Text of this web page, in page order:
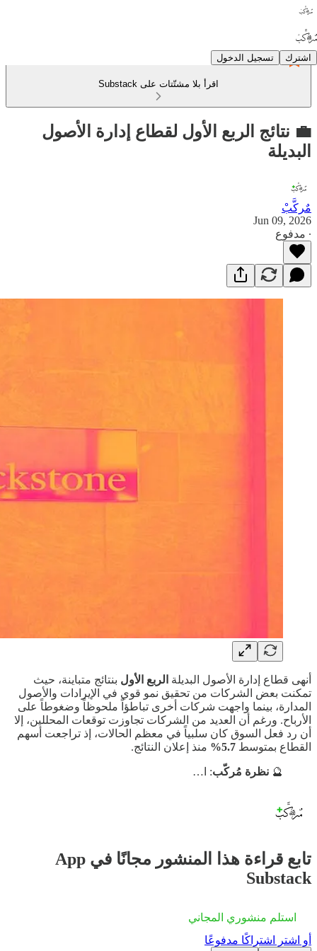
اشترك تسجيل الدخول
اقرأ بلا مشتّتات على Substack
💼 نتائج الربع الأول لقطاع إدارة الأصول
البديلة
مٌركَّبْ
Jun 09, 2026
∙ مدفوع
أنهى قطاع إدارة الأصول البديلة الربع الأول بنتائج متباينة، حيث
تمكنت بعض الشركات من تحقيق نمو قوي في الإيرادات والأصول
المدارة، بينما واجهت شركات أخرى تباطؤاً ملحوظاً وضغوطاً على
الأرباح. ورغم أن العديد من الشركات تجاوزت توقعات المحللين، إلا
أن رد فعل السوق كان سلبياً في معظم الحالات، إذ تراجعت أسهم
القطاع بمتوسط 5.7% منذ إعلان النتائج.
🔮 نظرة مُركّب: ا…
تابع قراءة هذا المنشور مجانًا في App
Substack
استلم منشوري المجاني
أو اشترِ اشتراكًا مدفوعًا